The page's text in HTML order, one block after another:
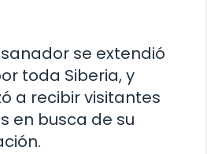
se extendió
toda Siberia, y
a recibir visitantes
en busca de su